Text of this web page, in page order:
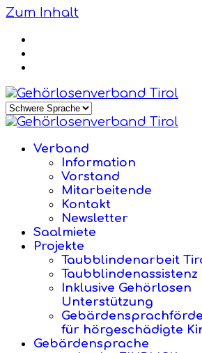
Zum Inhalt
Verband
Information
Vorstand
Mitarbeitende
Kontakt
Newsletter
Saalmiete
Projekte
Taubblindenarbeit
Taubblindenassistenz
Inklusive Gehörlosen
Unterstützung
für hörgeschädigte
Gebärdensprache